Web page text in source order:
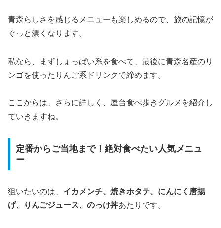
青森らしさを感じるメニューも楽しめるので、旅の記憶が
ぐっと濃くなります。
私なら、まずしょっぱい系を食べて、最後に青森名産のリ
ンゴを使ったりんご系ドリンクで締めます。
ここからは、さらに詳しく、屋台食べ歩きグルメを紹介し
ていきますね。
定番からご当地まで！絶対食べたい人気メニュ
ー
狙いたいのは、 イカメンチ、焼きホタテ、にんにく唐揚
げ、りんごジュース、のっけ丼あたりです。